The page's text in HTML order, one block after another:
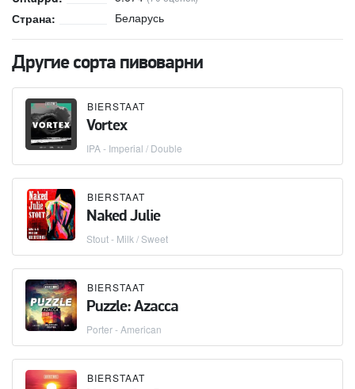
Страна: Беларусь
Другие сорта пивоварни
BIERSTAAT
Vortex
IPA - Imperial / Double
BIERSTAAT
Naked Julie
Stout - Milk / Sweet
BIERSTAAT
Puzzle: Azacca
Porter - American
BIERSTAAT